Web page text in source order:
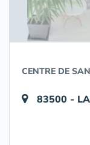
CENTRE DE
83500 - LA